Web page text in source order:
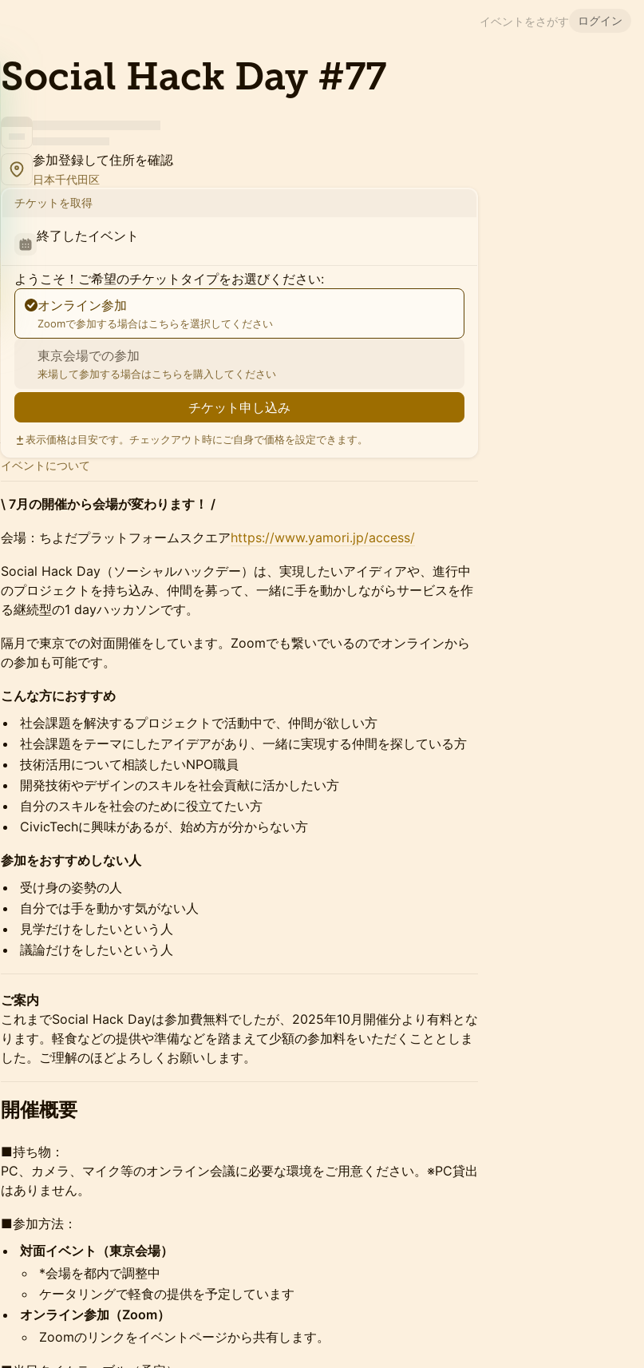
イベントをさがす ログイン
Social Hack Day #77
参加登録して住所を確認
日本千代田区
チケットを取得
終了したイベント
ようこそ！ご希望のチケットタイプをお選びください:
オンライン参加
Zoomで参加する場合はこちらを選択してください
東京会場での参加
来場して参加する場合はこちらを購入してください
チケット申し込み
表示価格は目安です。チェックアウト時にご自身で価格を設定できます。
イベントについて
\ 7月の開催から会場が変わります！ /
会場：ちよだプラットフォームスクエアhttps://www.yamori.jp/access/
Social Hack Day（ソーシャルハックデー）は、実現したいアイディアや、進行中
のプロジェクトを持ち込み、仲間を募って、一緒に手を動かしながらサービスを作
る継続型の1 dayハッカソンです。
隔月で東京での対面開催をしています。Zoomでも繋いでいるのでオンラインから
の参加も可能です。
こんな方におすすめ
社会課題を解決するプロジェクトで活動中で、仲間が欲しい方
社会課題をテーマにしたアイデアがあり、一緒に実現する仲間を探している方
技術活用について相談したいNPO職員
開発技術やデザインのスキルを社会貢献に活かしたい方
自分のスキルを社会のために役立てたい方
CivicTechに興味があるが、始め方が分からない方
参加をおすすめしない人
受け身の姿勢の人
自分では手を動かす気がない人
見学だけをしたいという人
議論だけをしたいという人
ご案内
これまでSocial Hack Dayは参加費無料でしたが、2025年10月開催分より有料とな
ります。軽食などの提供や準備などを踏まえて少額の参加料をいただくこととしま
した。ご理解のほどよろしくお願いします。
開催概要
■持ち物：
PC、カメラ、マイク等のオンライン会議に必要な環境をご用意ください。※PC貸出
はありません。
■参加方法：
対面イベント（東京会場）
*会場を都内で調整中
ケータリングで軽食の提供を予定しています
オンライン参加（Zoom）
Zoomのリンクをイベントページから共有します。